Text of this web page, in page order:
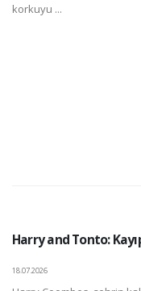
korkuyu ...
Harry and Tonto:
18.07.2026